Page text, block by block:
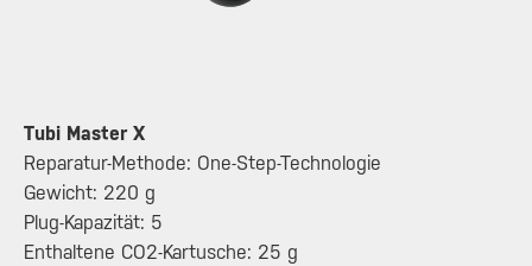
Tubi Master X
Reparatur-Methode: One-Step-Technologie
Gewicht: 220 g
Plug-Kapazität: 5
Enthaltene CO2-Kartusche: 25 g